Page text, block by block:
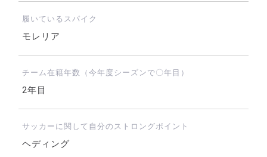
履いているスパイク
モレリア
チーム在籍年数（今年度シーズンで〇年目）
2年目
サッカーに関して自分のストロングポイント
ヘディング